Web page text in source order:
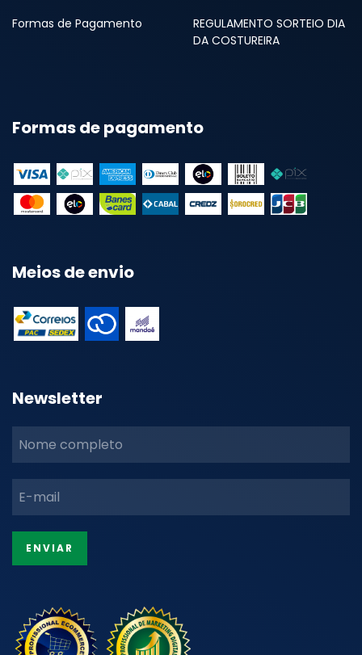
Formas de Pagamento
REGULAMENTO SORTEIO DIA
DA COSTUREIRA
Formas de pagamento
Meios de envio
Newsletter